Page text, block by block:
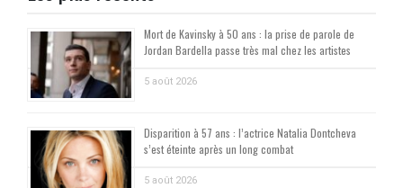
Mort de Kavinsky à 50 ans : la prise de parole de
Jordan Bardella passe très mal chez les artistes
5 août 2026
Disparition à 57 ans : l’actrice Natalia Dontcheva
s’est éteinte après un long combat
5 août 2026